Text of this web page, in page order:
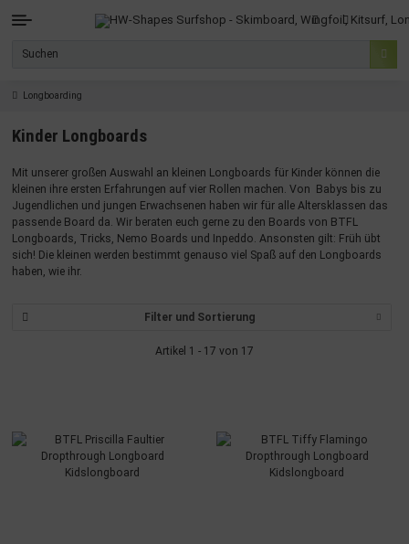
Longboarding
Kinder Longboards
Mit unserer großen Auswahl an kleinen Longboards für Kinder können die
kleinen ihre ersten Erfahrungen auf vier Rollen machen. Von Babys bis zu
Jugendlichen und jungen Erwachsenen haben wir für alle Altersklassen das
passende Board da. Wir beraten euch gerne zu den Boards von BTFL
Longboards, Tricks, Nemo Boards und Inpeddo. Ansonsten gilt: Früh übt
sich! Die kleinen werden bestimmt genauso viel Spaß auf den Longboards
haben, wie ihr.
Filter und Sortierung
Artikel 1 - 17 von 17